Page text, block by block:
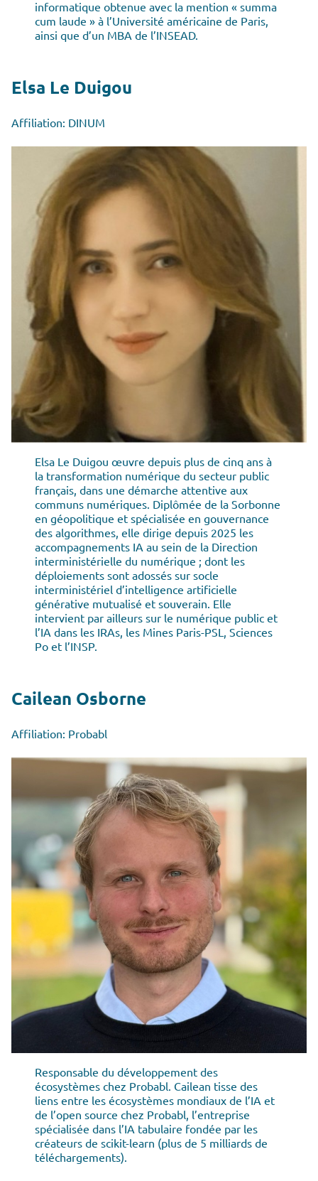
informatique obtenue avec la mention « summa
cum laude » à l’Université américaine de Paris,
ainsi que d’un MBA de l’INSEAD.
Elsa Le Duigou
Affiliation: DINUM
Elsa Le Duigou œuvre depuis plus de cinq ans à
la transformation numérique du secteur public
français, dans une démarche attentive aux
communs numériques. Diplômée de la Sorbonne
en géopolitique et spécialisée en gouvernance
des algorithmes, elle dirige depuis 2025 les
accompagnements IA au sein de la Direction
interministérielle du numérique ; dont les
déploiements sont adossés sur socle
interministériel d’intelligence artificielle
générative mutualisé et souverain. Elle
intervient par ailleurs sur le numérique public et
l’IA dans les IRAs, les Mines Paris-PSL, Sciences
Po et l’INSP.
Cailean Osborne
Affiliation: Probabl
Responsable du développement des
écosystèmes chez Probabl. Cailean tisse des
liens entre les écosystèmes mondiaux de l’IA et
de l’open source chez Probabl, l’entreprise
spécialisée dans l’IA tabulaire fondée par les
créateurs de scikit-learn (plus de 5 milliards de
téléchargements).